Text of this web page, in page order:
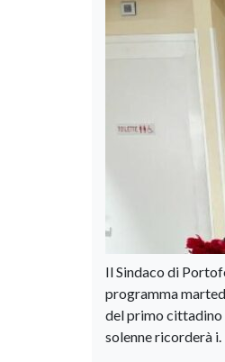
Il Sindaco di
programma
del primo cittadino
solenne ricorderà i.